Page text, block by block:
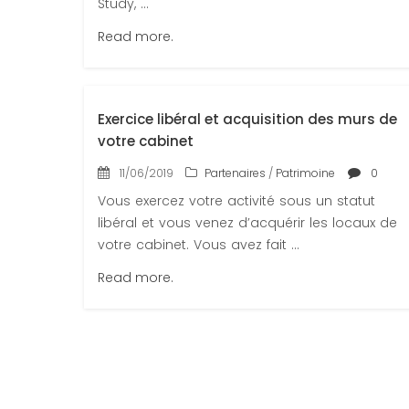
Read more.
Exercice libéral et acquisition des murs de
votre cabinet
11/06/2019 Partenaires / Patrimoine 0
Vous exercez votre activité sous un statut
libéral et vous venez d’acquérir les locaux de
votre cabinet. Vous avez fait ...
Read more.